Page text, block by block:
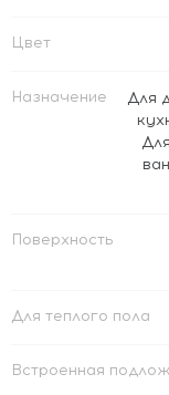
Цвет
Назначение Для
Поверхность
Для теплого пола
Встроенная